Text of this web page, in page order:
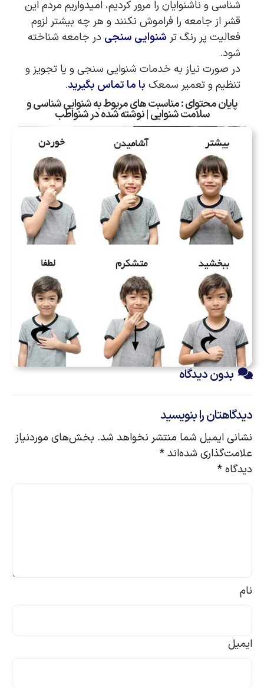
شناسی و ناشنوایان را مرور کردیم، امیدواریم مردم این
قشر از جامعه را فراموش نکنند و هر چه بیشتر لزوم
فعالیت پر رنگ تر شنوایی سنجی در جامعه شناخته
شود.
در صورت نیاز به خدمات شنوایی سنجی و یا تجویز و
تنظیم و تعمیر سمعک با ما تماس بگیرید.
پایان محتوای : مناسبت های مربوط به شنوایی شناسی و
سلامت شنوایی | نوشته شده در شنواطب
بدون دیدگاه
دیدگاهتان را بنویسید
نشانی ایمیل شما منتشر نخواهد شد. بخش‌های موردنیاز
علامت‌گذاری شده‌اند*
دیدگاه*
نام
ایمیل